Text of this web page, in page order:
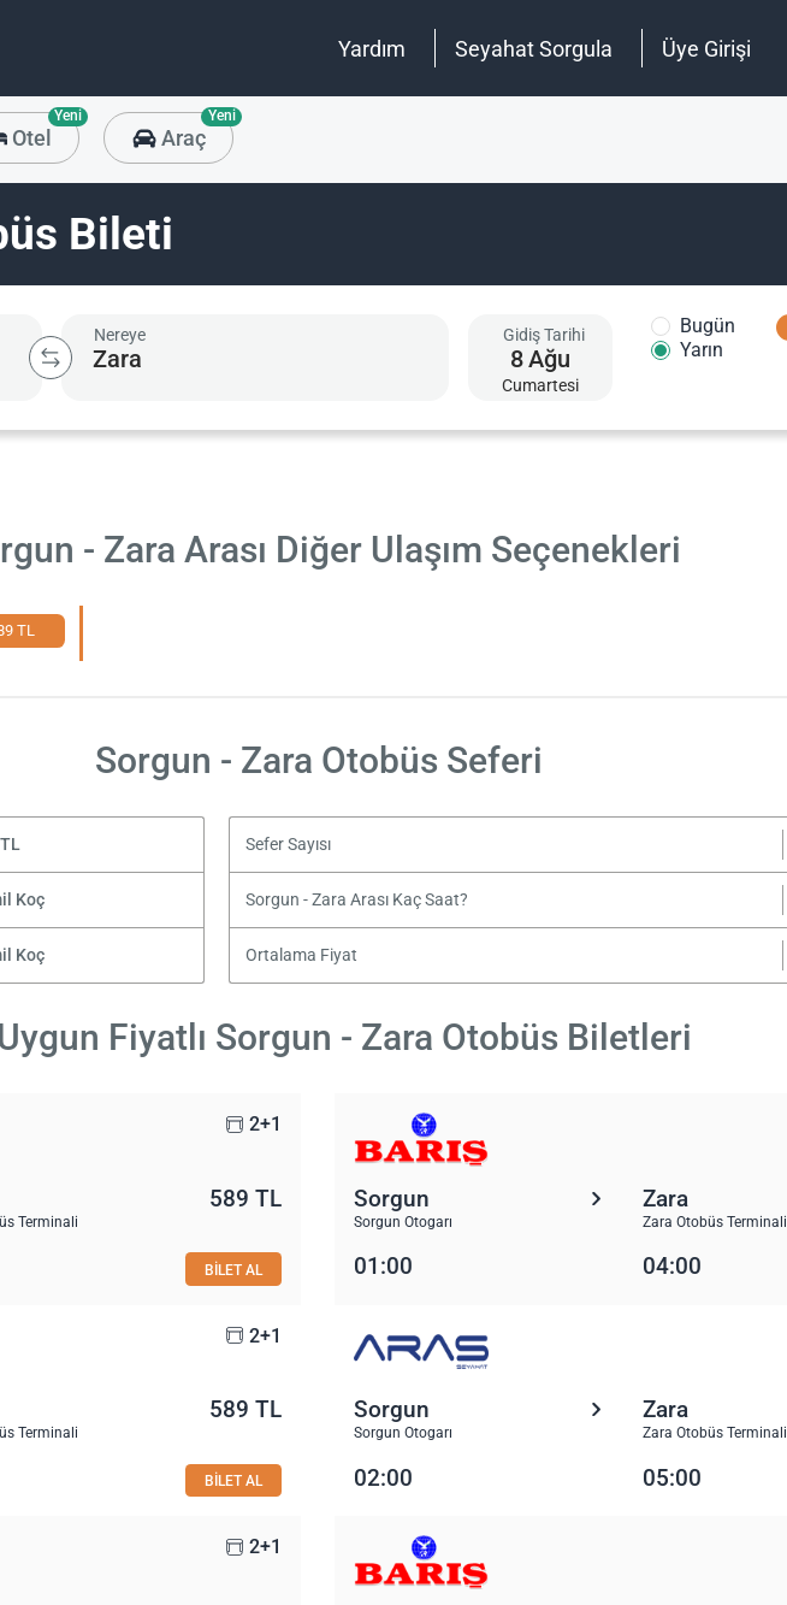
Yardım Seyahat Sorgula Üye Girişi
Otel
Yeni
Araç
Yeni
Bileti
Nereye Gidiş Tarihi
8Ağu
Cumartesi
Bugün
Yarın
- Zara Arası Diğer Ulaşım Seçenekleri
TL
Sorgun - Zara Otobüs Seferi
Sefer Sayısı
Koç Sorgun - Zara Arası Kaç Saat?
Koç Ortalama Fiyat
Fiyatlı Sorgun - Zara Otobüs Biletleri
2+1
Terminali
589 TL
BİLET AL
Sorgun
Sorgun Otogarı
Zara
Zara Otobüs Terminali
01:00 04:00
2+1
Terminali
589 TL
BİLET AL
Sorgun
Sorgun Otogarı
Zara
Zara Otobüs Terminali
02:00 05:00
2+1